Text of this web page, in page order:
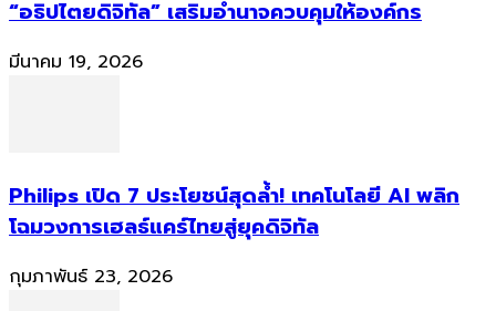
“อธิปไตยดิจิทัล” เสริมอำนาจควบคุมให้องค์กร
มีนาคม 19, 2026
Philips เปิด 7 ประโยชน์สุดล้ำ! เทคโนโลยี AI พลิก
โฉมวงการเฮลธ์แคร์ไทยสู่ยุคดิจิทัล
กุมภาพันธ์ 23, 2026